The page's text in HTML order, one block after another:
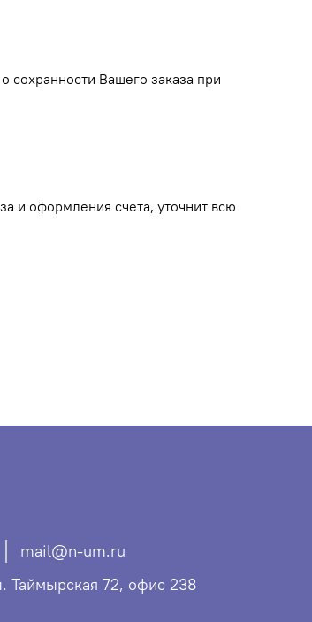
сохранности Вашего заказа при
и оформления счета, уточнит всю
mail@n-um.ru
Таймырская 72, офис 238